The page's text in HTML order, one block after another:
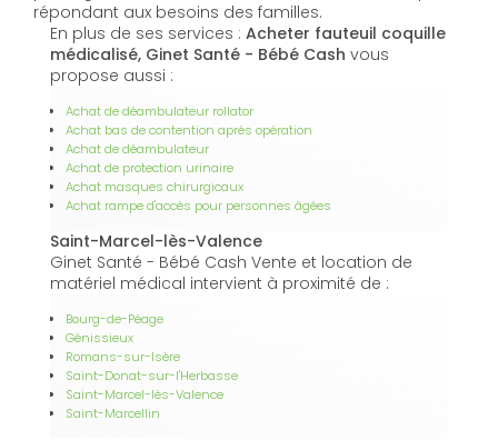
répondant aux besoins des familles.
En plus de ses services : Acheter fauteuil coquille
médicalisé, Ginet Santé - Bébé Cash vous
propose aussi :
Achat de déambulateur rollator
Achat bas de contention après opération
Achat de déambulateur
Achat de protection urinaire
Achat masques chirurgicaux
Achat rampe d'accès pour personnes âgées
Saint-Marcel-lès-Valence
Ginet Santé - Bébé Cash Vente et location de
matériel médical intervient à proximité de :
Bourg-de-Péage
Génissieux
Romans-sur-Isère
Saint-Donat-sur-l'Herbasse
Saint-Marcel-lès-Valence
Saint-Marcellin